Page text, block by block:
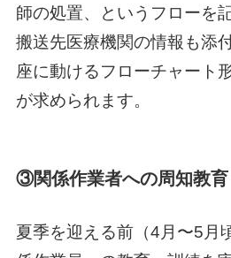
師の処置、というフローを
搬送先医療機関の情報も添
座に動けるフローチャート
が求められます。
③関係作業者への周知教育
夏季を迎える前（4月〜5月